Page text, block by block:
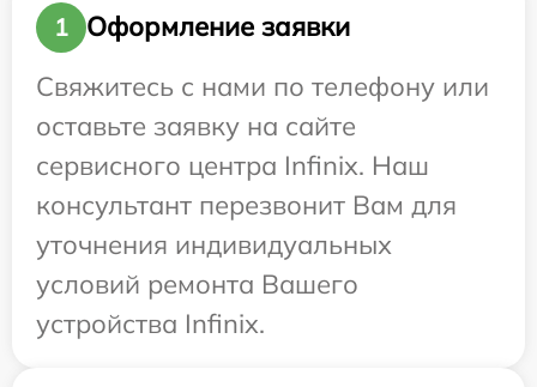
1
Оформление заявки
Свяжитесь с нами по телефону или
оставьте заявку на сайте
сервисного центра Infinix. Наш
консультант перезвонит Вам для
уточнения индивидуальных
условий ремонта Вашего
устройства Infinix.